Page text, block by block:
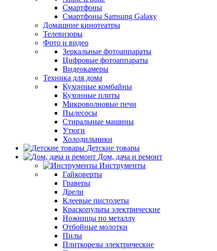
Смартфоны
Смартфоны Samsung Galaxy
Домашние кинотеатры
Телевизоры
Фото и видео
Зеркальные фотоаппараты
Цифровые фотоаппараты
Видеокамеры
Техника для дома
Кухонные комбайны
Кухонные плиты
Микроволновые печи
Пылесосы
Стиральные машины
Утюги
Холодильники
Детские товары
Дом, дача и ремонт
Инструменты
Гайковерты
Граверы
Дрели
Клеевые пистолеты
Краскопульты электрические
Ножницы по металлу
Отбойные молотки
Пилы
Плиткорезы электрические